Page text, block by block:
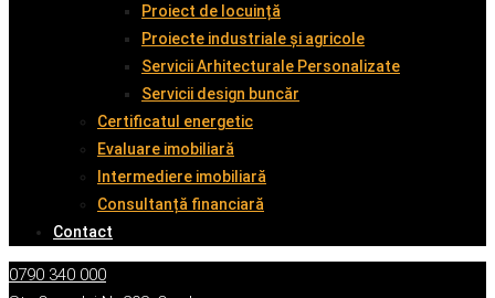
Proiect de locuință
Proiecte industriale și agricole
Servicii Arhitecturale Personalizate
Servicii design buncăr
Certificatul energetic
Evaluare imobiliară
Intermediere imobiliară
Consultanță financiară
Contact
0790 340 000